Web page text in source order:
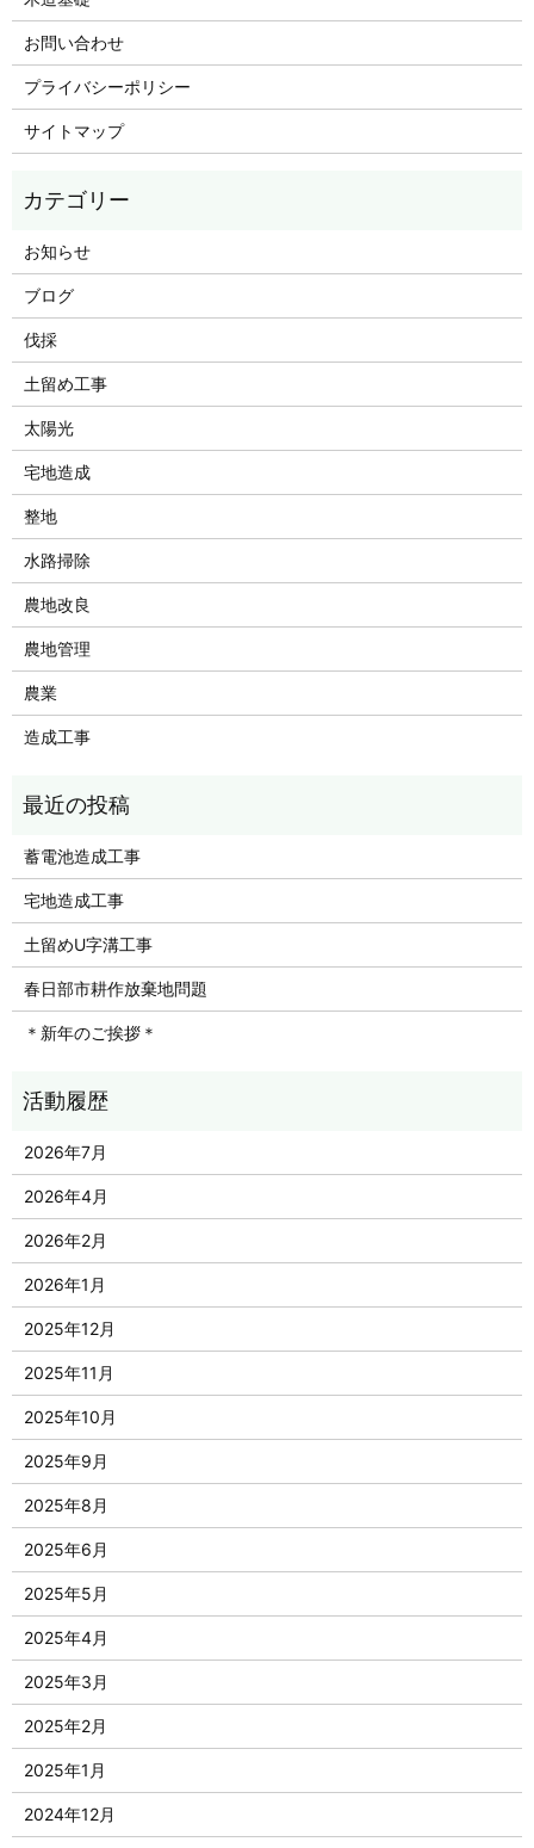
お問い合わせ
プライバシーポリシー
サイトマップ
お知らせ
ブログ
伐採
土留め工事
太陽光
宅地造成
整地
水路掃除
農地改良
農地管理
農業
造成工事
蓄電池造成工事
宅地造成工事
土留めU字溝工事
春日部市耕作放棄地問題
＊新年のご挨拶＊
2026年7月
2026年4月
2026年2月
2026年1月
2025年12月
2025年11月
2025年10月
2025年9月
2025年8月
2025年6月
2025年5月
2025年4月
2025年3月
2025年2月
2025年1月
2024年12月